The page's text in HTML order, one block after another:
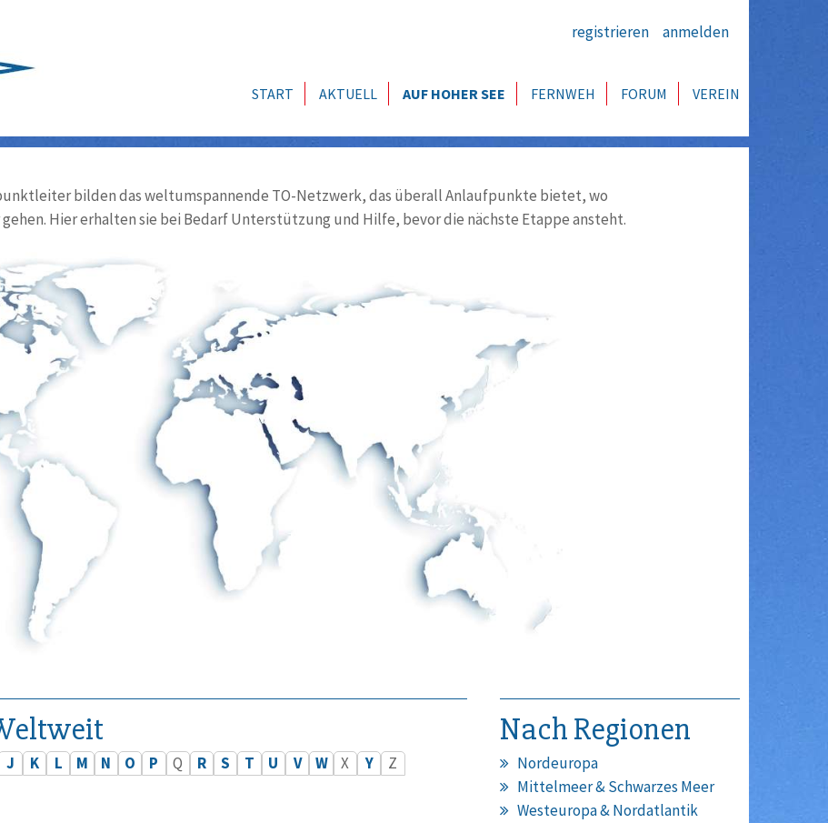
registrieren anmelden
START AKTUELL AUF HOHER SEE FERNWEH FORUM VEREIN
bilden das weltumspannende TO-Netzwerk, das überall Anlaufpunkte bietet, wo
Hier erhalten sie bei Bedarf Unterstützung und Hilfe, bevor die nächste Etappe ansteht.
J K L M N O P Q R S T U V W X Y Z
Nach Regionen
Nordeuropa
Mittelmeer & Schwarzes Meer
Westeuropa & Nordatlantik